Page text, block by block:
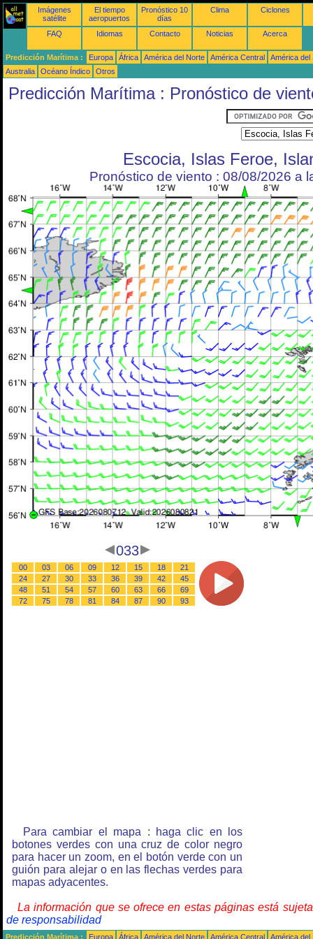
Imágenes
satélite
El tiempo
aeropuertos
Pronóstico 10
días
Clima Ciclones
FAQ Idiomas Contacto Noticias Acerca
Predicción Marítima : Europa África América del Norte América Central
América del
Australia
Océano Índico Otros
Predicción Marítima : Pronóstico de
Escocia, Islas Feroe,
Pronóstico de viento : 08/08/2026 a
033
00 03 06 09 12 15 18
21
24
27 30 33 36 39 42
45
48
51 54 57 60 63 66
69
72
75 78 81 84 87 90 93
Para cambiar el mapa : haga clic en los
botones verdes con una cruz de color negro
para hacer un zoom, en el botón verde con un
guión para alejar o en las flechas verdes para
mapas adyacentes.
La información que se ofrece en estas páginas está
de responsabilidad
Predicción Marítima : Europa África América del Norte América Central
América del